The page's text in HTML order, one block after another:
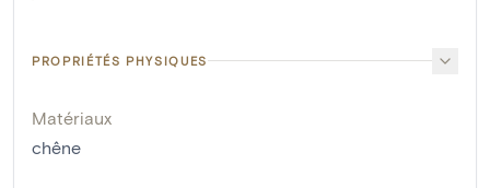
PROPRIÉTÉS PHYSIQUES
Matériaux
chêne